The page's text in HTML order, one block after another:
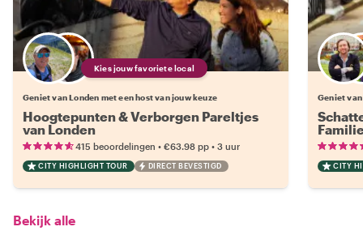
Kies jouw favoriete local
Geniet van Londen met een host van jouw keuze
Hoogtepunten & Verborgen Pareltjes
van Londen
415 beoordelingen • €63.98 pp • 3 uur
CITY HIGHLIGHT TOUR DIRECT BEVESTIGD
Geniet
CITY
Bekijk alle